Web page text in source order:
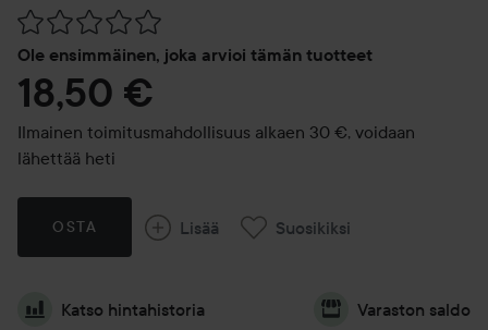
Ole ensimmäinen, joka arvioi tämän tuotteet
Siirtyä jhk Arvosana & kommentit
18,50 €
Ilmainen toimitusmahdollisuus alkaen 30 €, voidaan
lähettää heti
OSTA Lisää Suosikiksi
Katso hintahistoria Varaston saldo